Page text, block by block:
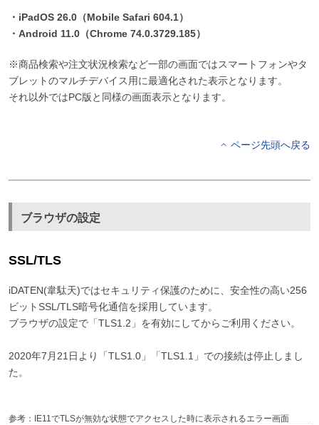
・iPadOS 26.0（Mobile Safari 604.1）
・Android 11.0（Chrome 74.0.3729.185）
※商品検索や注文状況検索など一部の画面ではスマートフォンやタ
ブレットのマルチデバイス用に最適化された表示となります。
それ以外ではPC版と同様の画面表示となります。
ページ先頭へ戻る
ブラウザの設定
SSL/TLS
iDATEN(韋駄天)ではセキュリティ保護のために、安全性の高い256
ビットSSL/TLS暗号化通信を採用しています。
ブラウザの設定で「TLS1.2」を有効にしてからご利用ください。
2020年7月21日より「TLS1.0」「TLS1.1」での接続は停止しまし
た。
参考：IE11でTLSが無効な状態でアクセスした時に表示されるエラー画面